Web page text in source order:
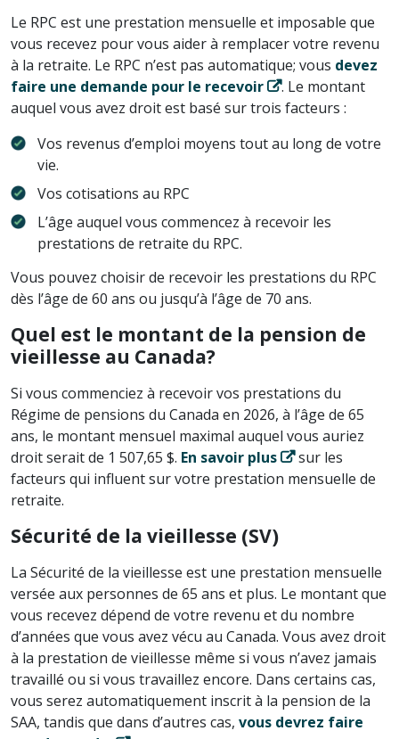
Le RPC est une prestation mensuelle et imposable que
vous recevez pour vous aider à remplacer votre revenu
à la retraite. Le RPC n’est pas automatique; vous devez
faire une demande pour le recevoir
. Le montant
auquel vous avez droit est basé sur trois facteurs :
Vos revenus d’emploi moyens tout au long de votre
vie.
Vos cotisations au RPC
L’âge auquel vous commencez à recevoir les
prestations de retraite du RPC.
Vous pouvez choisir de recevoir les prestations du RPC
dès l’âge de 60 ans ou jusqu’à l’âge de 70 ans.
Quel est le montant de la pension de
vieillesse au Canada?
Si vous commenciez à recevoir vos prestations du
Régime de pensions du Canada en 2026, à l’âge de 65
ans, le montant mensuel maximal auquel vous auriez
droit serait de 1 507,65 $. En savoir plus
sur les
facteurs qui influent sur votre prestation mensuelle de
retraite.
Sécurité de la vieillesse (SV)
La Sécurité de la vieillesse est une prestation mensuelle
versée aux personnes de 65 ans et plus. Le montant que
vous recevez dépend de votre revenu et du nombre
d’années que vous avez vécu au Canada. Vous avez droit
à la prestation de vieillesse même si vous n’avez jamais
travaillé ou si vous travaillez encore. Dans certains cas,
vous serez automatiquement inscrit à la pension de la
SAA, tandis que dans d’autres cas, vous devrez faire